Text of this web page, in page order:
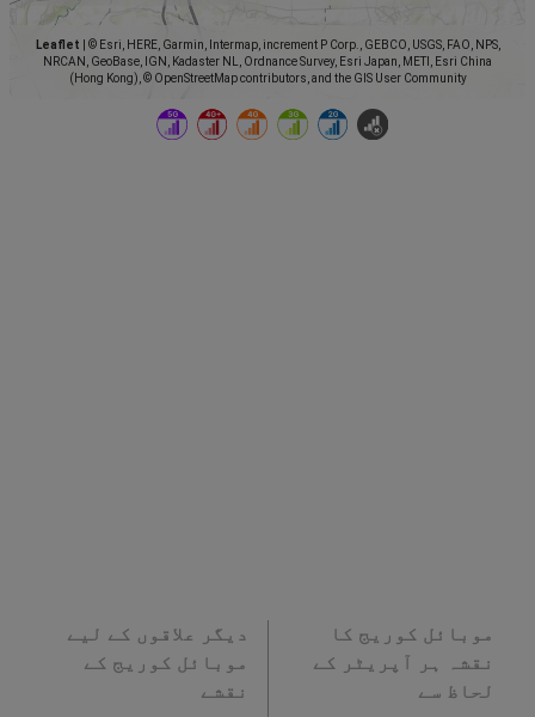
Leaflet
© Esri, HERE, Garmin, Intermap, increment P Corp., GEBCO, USGS, FAO, NPS,
NRCAN, GeoBase, IGN, Kadaster NL, Ordnance Survey, Esri Japan, METI, Esri China
(Hong Kong), © OpenStreetMap contributors, and the GIS User Community
موبائل کوریج کا
نقشہ ہر آپریٹر کے
لحاظ سے
دیگر علاقوں کے لیے
موبائل کوریج کے
نقشے